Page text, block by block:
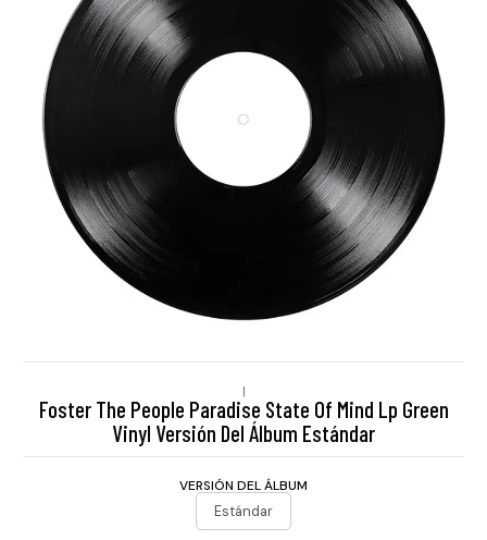
|
Foster The People Paradise State Of Mind Lp Green
Vinyl Versión Del Álbum Estándar
VERSIÓN DEL ÁLBUM
Estándar